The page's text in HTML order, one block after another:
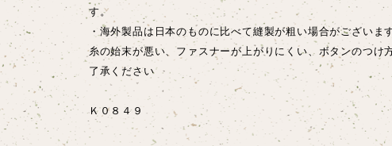
す。
・海外製品は日本のものに比べて縫製が粗い場合がございま
糸の始末が悪い、ファスナーが上がりにくい、ボタンのつ
了承ください
Ｋ０８４９